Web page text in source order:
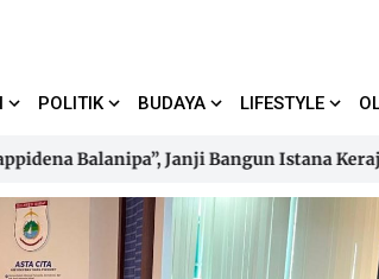
POLITIK BUDAYA LIFESTYLE
Balanipa”, Janji Bangun Istana Kerajaan
Balanipa”, Janji Bangun Istana Kerajaan